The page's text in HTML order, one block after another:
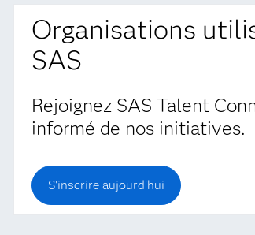
Organisations
SAS
Rejoignez SAS Talent
informé de nos initiatives.
S'inscrire aujourd'hui